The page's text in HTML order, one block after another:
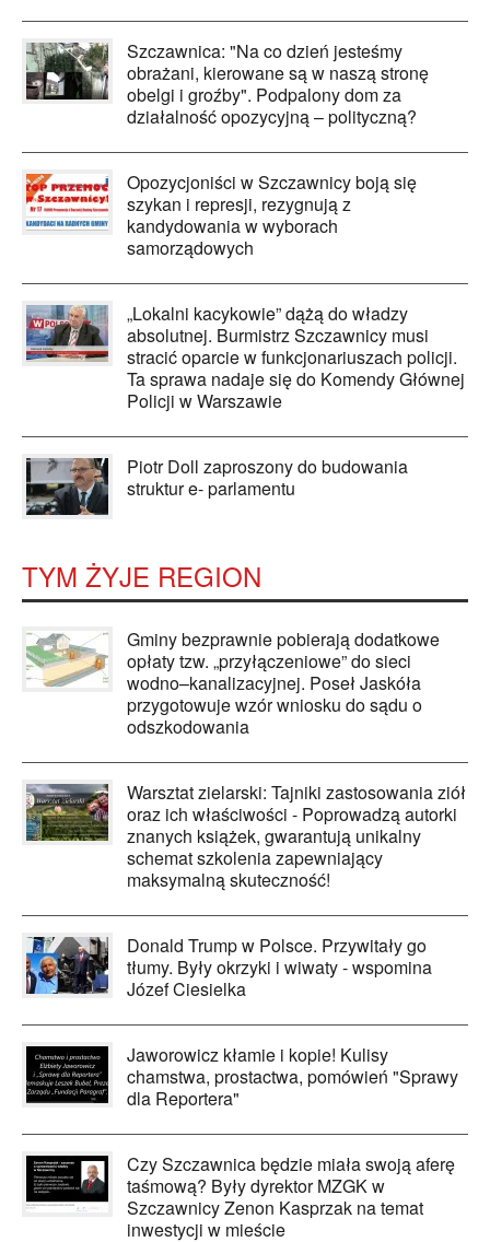
Szczawnica: "Na co dzień jesteśmy
obrażani, kierowane są w naszą stronę
obelgi i groźby". Podpalony dom za
działalność opozycyjną – polityczną?
Opozycjoniści w Szczawnicy boją się
szykan i represji, rezygnują z
kandydowania w wyborach
samorządowych
„Lokalni kacykowie” dążą do władzy
absolutnej. Burmistrz Szczawnicy musi
stracić oparcie w funkcjonariuszach policji.
Ta sprawa nadaje się do Komendy Głównej
Policji w Warszawie
Piotr Doll zaproszony do budowania
struktur e- parlamentu
TYM ŻYJE REGION
Gminy bezprawnie pobierają dodatkowe
opłaty tzw. „przyłączeniowe” do sieci
wodno–kanalizacyjnej. Poseł Jaskóła
przygotowuje wzór wniosku do sądu o
odszkodowania
Warsztat zielarski: Tajniki zastosowania ziół
oraz ich właściwości - Poprowadzą autorki
znanych książek, gwarantują unikalny
schemat szkolenia zapewniający
maksymalną skuteczność!
Donald Trump w Polsce. Przywitały go
tłumy. Były okrzyki i wiwaty - wspomina
Józef Ciesielka
Jaworowicz kłamie i kopie! Kulisy
chamstwa, prostactwa, pomówień "Sprawy
dla Reportera"
Czy Szczawnica będzie miała swoją aferę
taśmową? Były dyrektor MZGK w
Szczawnicy Zenon Kasprzak na temat
inwestycji w mieście